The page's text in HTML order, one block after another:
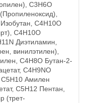
C3H6O
C4H10O
C4H10O
Диэтиламин,
винилэтилен),
C4H8O Бутан-2-
C4H9NO
Амилен
C5H12 Пентан,
(трет-